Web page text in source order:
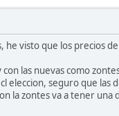
visto que los precios
las nuevas como
eleccion, seguro que las
la zontes va a tener una